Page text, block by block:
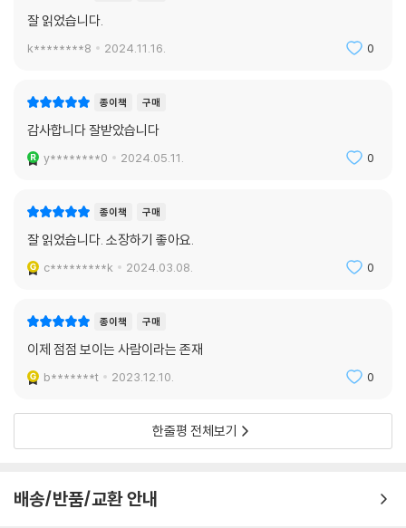
인권과 주요 사건을, 유영호 작가의 〈그리팅맨〉에서 민족과 인종, 성소수
자에 대한 ‘다름’을 혐오하고 차별하는 행위를, 귀스타브 쿠르베의 〈안녕하
제4부 ‘국가’에서는 외젠 들라크루아의 〈키오스 섬의 학살〉를 보며 제주
4?3사건을 떠올리고 폭력의 역사는 분명 기록되고 기억해서 반복되지 않
의 〈메두사의 뗏목〉은 메두사호가 난파한 사건을 그림으로 남긴 것인데, 공
교롭게도 세월호 사건과 겹쳐 보인다. 스위스 루체른에서 가장 유명한 조
각상 〈빈사의 사자상〉을 보며 우리나라 용병의 역사를 엿보는가 하면, 프랑
니 여인들의 납치〉와 찰스 크리스티안 날의 〈사비니 여인의 강간〉을 보며
일본군 위안부 피해자 김학순 할머니가 겪었던 편견과 혐오에 대한 날카로
운 비판을 이어 나간다.
제5부 ‘존엄’에서는 카를 슈피츠베크의 〈가난한 시인〉을 보며 모든 사람이
건강과 행복, 적합한 생활수준을 누릴 권리가 있음을, 단원 김홍도의 〈서
이 누릴 수 있는 가장 확실한 인권임을 이야기한다. 앙리 드 툴루즈 로트레
잘 읽었습니다.
k********8 2024.11.16. 0
종이책 구매
감사합니다 잘받았습니다
y********0 2024.05.11. 0
종이책 구매
잘 읽었습니다. 소장하기 좋아요.
c*********k 2024.03.08. 0
종이책 구매
이제 점점 보이는 사람이라는 존재
b*******t 2023.12.10. 0
한줄평 전체보기
배송/반품/교환 안내